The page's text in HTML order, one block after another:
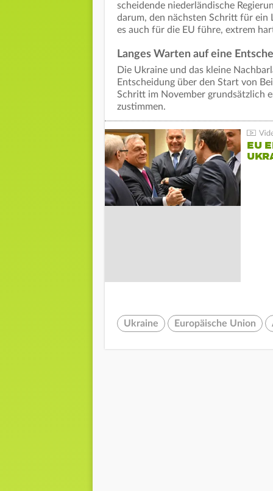
scheidende niederländische
darum, den nächsten Schritt für ein
es auch für die EU führe, extrem
Langes Warten auf eine
Die Ukraine und das kleine
Entscheidung über den Start von
Schritt im November grundsätzlich
zustimmen.
EU
Ukraine Europäische Union